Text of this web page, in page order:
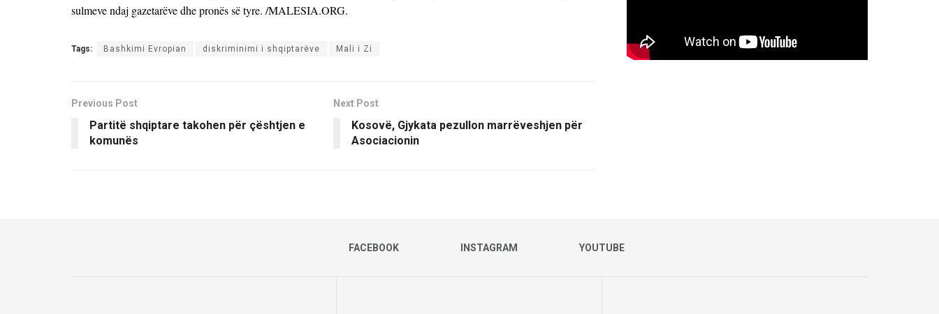
sulmeve ndaj gazetarëve dhe pronës së tyre. /MALESIA.ORG.
Tags: Bashkimi Evropian diskriminimi i shqiptarëve Mali i Zi
Previous Post
Partitë shqiptare takohen për çështjen e
komunës
Next Post
Kosovë, Gjykata pezullon marrëveshjen për
Asociacionin
FACEBOOK INSTAGRAM YOUTUBE